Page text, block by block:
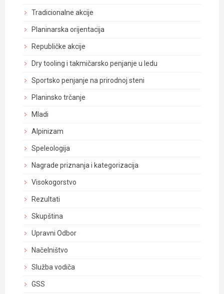
Tradicionalne akcije
Planinarska orijentacija
Republičke akcije
Dry tooling i takmičarsko penjanje u ledu
Sportsko penjanje na prirodnoj steni
Planinsko trčanje
Mladi
Alpinizam
Speleologija
Nagrade priznanja i kategorizacija
Visokogorstvo
Rezultati
Skupština
Upravni Odbor
Načelništvo
Služba vodiča
GSS